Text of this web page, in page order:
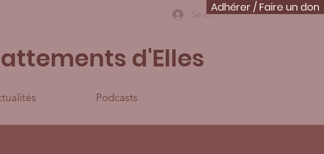
Adhérer / Faire un don
Se connecter
d'Elles
Podcasts